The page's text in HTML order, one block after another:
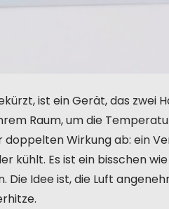
ist ein Gerät, das zwei
Raum, um die
doppelten Wirkung ab: ein
kühlt. Es ist ein bisschen
Die Idee ist, die Luft